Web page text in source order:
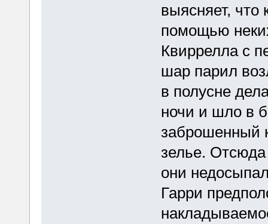
выясняет, что
помощью
Квиррелла с
шар парил
в полусне
ночи и шло в
заброшенный
зелье.
они
Гарри